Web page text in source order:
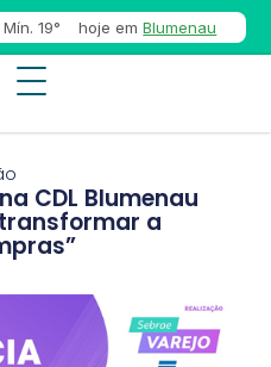
19° hoje em Blumenau
CDL Blumenau
a